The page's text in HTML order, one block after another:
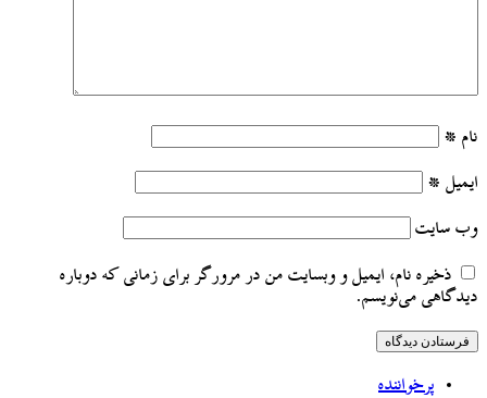
نام *
ایمیل *
وب‌ سایت
ذخیره نام، ایمیل و وبسایت من در مرورگر برای زمانی که دوباره
دیدگاهی می‌نویسم.
پرخواننده